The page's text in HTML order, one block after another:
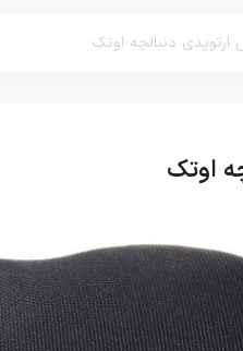
دنبالچه اوتک
اوتک